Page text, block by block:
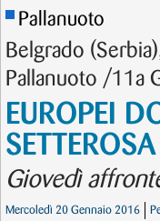
Pallanuoto
Belgrado
Pallanuoto /11a
EUROPEI
Giovedì
Mercoledì 20 Gennaio 2016